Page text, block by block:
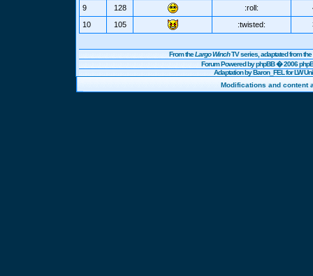
9
128 :roll:
10
105 :twisted:
From theLargo WinchTV series, adaptated from
Forum Powered byphpBB� 2006
Adaptation by Baron_FEL for LW
Modifications and content